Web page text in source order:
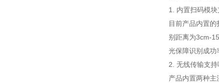
1. 内置扫码模
目前产品内置
别距离为3cm-
光保障识别成功
2. 无线传输支
产品内置两种